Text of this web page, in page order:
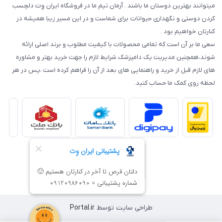
میتوانند بهترین دوستان ما باشند . آرمان تیم ما در فروشگاه ایران وِت دلچسب
کردن دوستی و نگهداری حیوانات برای شماست و در این مسیر زیبا همیشه در
کنارتان خواهیم بود .
سعی ما بر آن است که تمامی محصولات با کیفیت مطلوب و برند اصلی ارائه
شوند،همچنین مدیریت یک دامپزشک شرایط لازم را جهت خرید بهتر و مشاوره
های لازم قبل از خرید و راهنمایی های بعد از آن را فراهم کرده است ،پس در هر
لحظه روی کمک ما حساب کنید.
طراحی سایت توسطPortal.ir